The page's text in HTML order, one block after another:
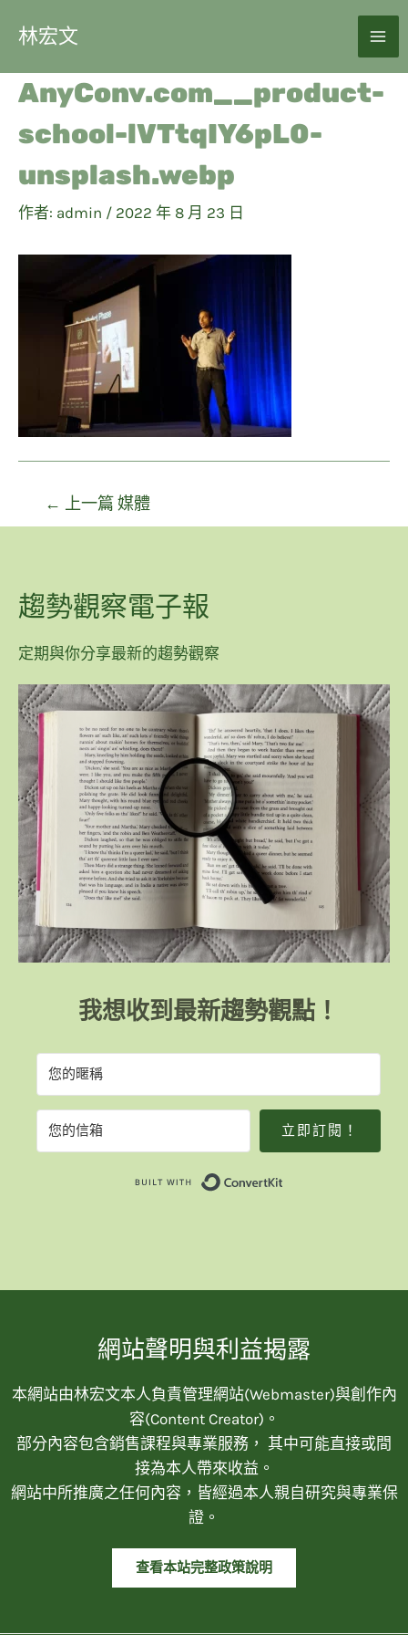
林宏文
AnyConv.com__product-
school-lVTtqIY6pL0-
unsplash.webp
作者: admin / 2022 年 8 月 23 日
← 上一篇 媒體
趨勢觀察電子報
定期與你分享最新的趨勢觀察
我想收到最新趨勢觀點！
立即訂閱！
網站聲明與利益揭露
本網站由林宏文本人負責管理網站(Webmaster)與創作內
容(Content Creator)。
部分內容包含銷售課程與專業服務， 其中可能直接或間
接為本人帶來收益。
網站中所推廣之任何內容，皆經過本人親自研究與專業保
證。
查看本站完整政策說明